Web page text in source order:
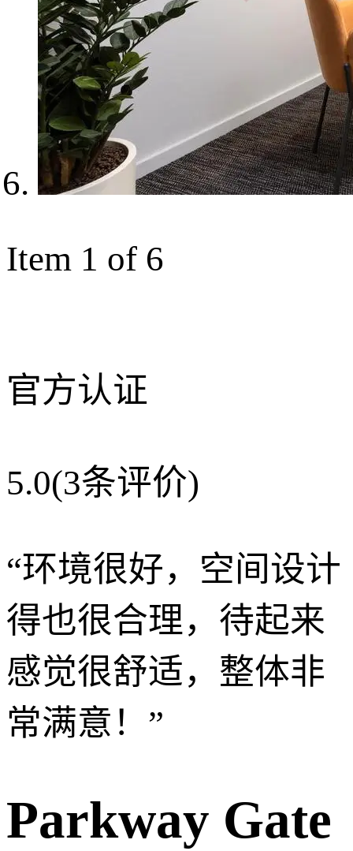
Item 1 of 6
官方认证
5.0(3条评价)
“环境很好，空间设计
得也很合理，待起来
感觉很舒适，整体非
常满意！ ”
Parkway Gate